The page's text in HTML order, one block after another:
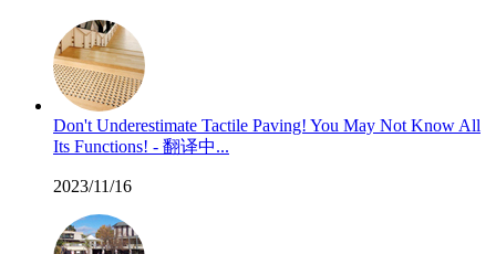
Don't Underestimate Tactile Paving! You May Not Know All
Its Functions! - 翻译中...
2023/11/16